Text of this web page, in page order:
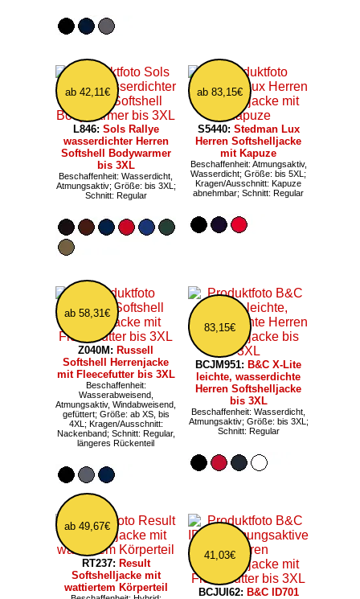
ab 42,11€
L846: Sols Rallye
wasserdichter Herren
Softshell Bodywarmer
bis 3XL
Beschaffenheit: Wasserdicht,
Atmungsaktiv; Größe: bis 3XL;
Schnitt: Regular
ab 83,15€
S5440: Stedman Lux
Herren Softshelljacke
mit Kapuze
Beschaffenheit: Atmungsaktiv,
Wasserdicht; Größe: bis 5XL;
Kragen/Ausschnitt: Kapuze
abnehmbar; Schnitt: Regular
ab 58,31€
Z040M: Russell
Softshell Herrenjacke
mit Fleecefutter bis 3XL
Beschaffenheit:
Wasserabweisend,
Atmungsaktiv, Windabweisend,
gefüttert; Größe: ab XS, bis
4XL; Kragen/Ausschnitt:
Nackenband; Schnitt: Regular,
längeres Rückenteil
83,15€
BCJM951: B&C X-Lite
leichte, wasserdichte
Herren Softshelljacke
bis 3XL
Beschaffenheit: Wasserdicht,
Atmungsaktiv; Größe: bis 3XL;
Schnitt: Regular
ab 49,67€
RT237: Result
Softshelljacke mit
wattiertem Körperteil
41,03€
BCJUI62: B&C ID701